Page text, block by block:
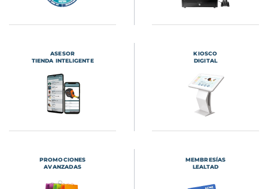
ASESOR
TIENDA INTELIGENTE
KIOSCO
DIGITAL
PROMOCIONES
AVANZADAS
MEMBRESÍAS
LEALTAD